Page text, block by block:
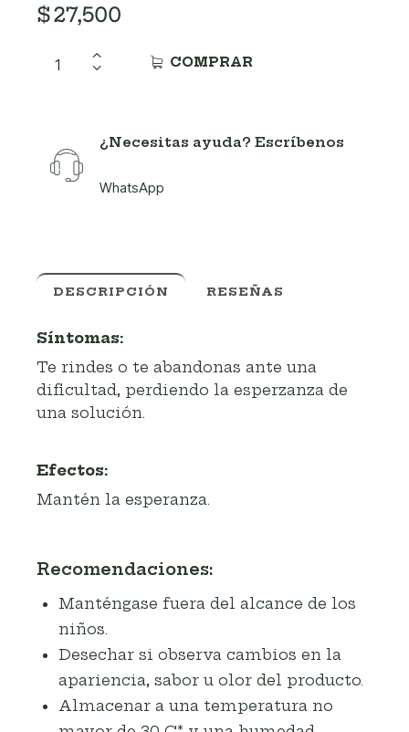
$27,500
COMPRAR
¿Necesitas ayuda? Escríbenos
WhatsApp
DESCRIPCIÓN RESEÑAS
Síntomas:
Te rindes o te abandonas ante una
dificultad, perdiendo la esperzanza de
una solución.
Efectos:
Mantén la esperanza.
Recomendaciones:
Manténgase fuera del alcance de los
niños.
Desechar si observa cambios en la
apariencia, sabor u olor del producto.
Almacenar a una temperatura no